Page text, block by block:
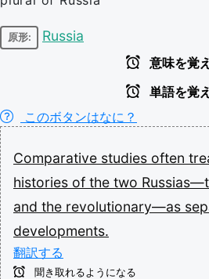
原形: Russia
意味を覚
単語を覚
このボタンはなに？
Comparative studies often
histories of the two
and the revolutionary—as
developments.
翻訳する
聞き取れるようになる